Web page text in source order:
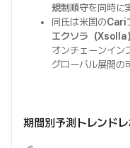
規制順守を同時に
同氏は米国のCari
エクソラ（Xsolla
オンチェーンイン
グローバル展開の
期間別予測トレンド